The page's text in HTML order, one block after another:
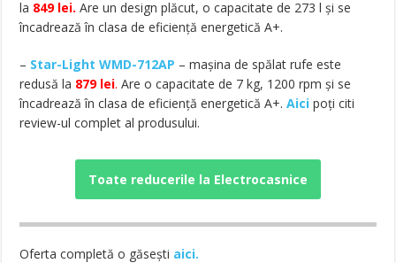
la 849 lei. Are un design plăcut, o capacitate de 273 l și se
încadrează în clasa de eficiență energetică A+.
– Star-Light WMD-712AP – mașina de spălat rufe este
redusă la 879 lei. Are o capacitate de 7 kg, 1200 rpm și se
încadrează în clasa de eficiență energetică A+.Aici poți citi
review-ul complet al produsului.
Toate reducerile la Electrocasnice
Oferta completă o găsești aici.